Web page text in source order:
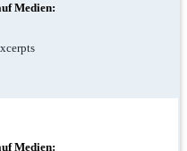
Medien:
Medien: